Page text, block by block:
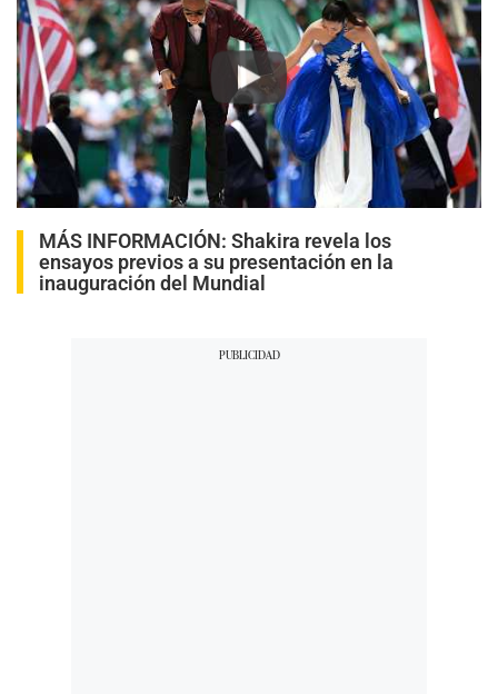
Play
MÁS INFORMACIÓN: Shakira revela los
ensayos previos a su presentación en la
inauguración del Mundial